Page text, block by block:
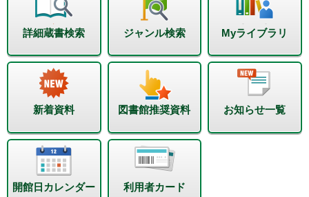
詳細蔵書検索 ジャンル検索 Myライブラリ
新着資料 図書館推奨資料 お知らせ一覧
開館日カレンダー 利用者カード